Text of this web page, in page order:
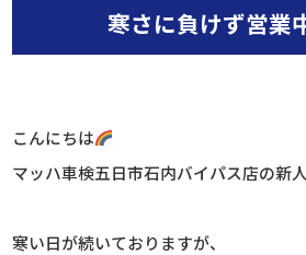
寒さに負けず営
こんにちは
マッハ車検五日市石内バイパス店の新
寒い日が続いておりますが、